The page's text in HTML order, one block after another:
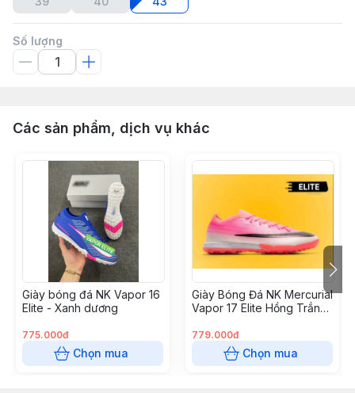
Số lượng
Các sản phẩm, dịch vụ khác
Giày bóng đá NK Vapor 16
Elite - Xanh dương
775.000đ
Chọn mua
Giày Bóng Đá NK Mercurial
Vapor 17 Elite Hồng Trắng
779.000đ
Chọn mua